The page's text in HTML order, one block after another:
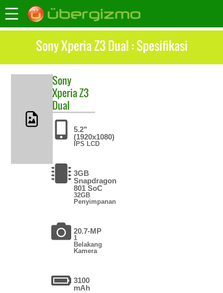
Sony Xperia Z3 Dual : Spesifikasi
Sony
Xperia Z3
Dual
5.2"
(1920x1080)
IPS LCD
3GB
Snapdragon
801 SoC
32GB
Penyimpanan
20.7-MP
1
Belakang
Kamera
3100
mAh